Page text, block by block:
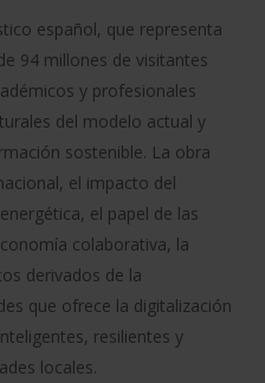
español, que representa
94 millones de visitantes
y profesionales
del modelo actual y
sostenible. La obra
el impacto del
el papel de las
colaborativa, la
derivados de la
que ofrece la digitalización
resilientes y
locales.